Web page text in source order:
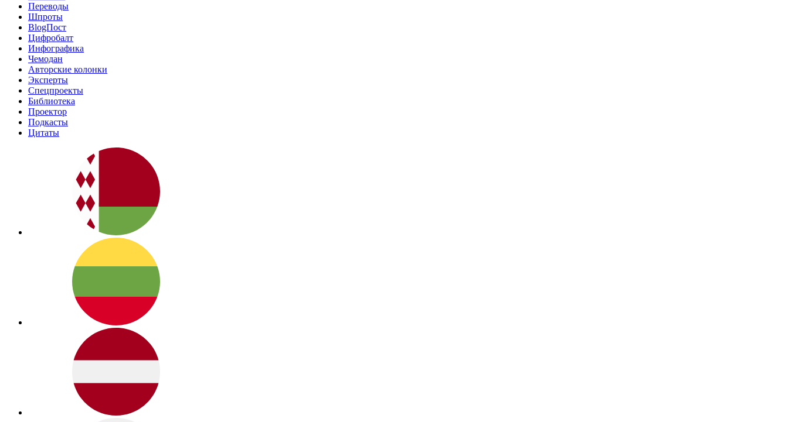
Переводы
Шпроты
BlogПост
Цифробалт
Инфографика
Чемодан
Авторские колонки
Эксперты
Спецпроекты
Библиотека
Проектор
Подкасты
Цитаты